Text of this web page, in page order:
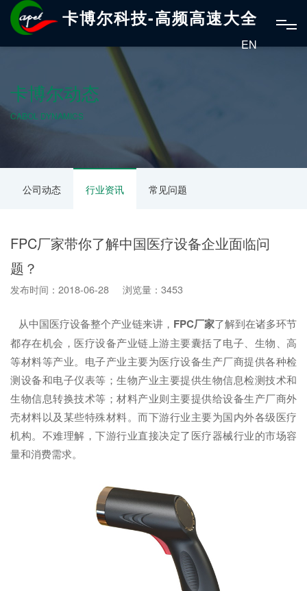
卡博尔科技-高频高速大全
EN
卡博尔动态
CABOL DYNAMICS
公司动态 行业资讯 常见问题
FPC厂家带你了解中国医疗设备企业面临问
题？
发布时间：2018-06-28 浏览量：3453
从中国医疗设备整个产业链来讲， FPC厂家了解到在诸多环节
都存在机会，医疗设备产业链上游主要囊括了电子、生物、高
等材料等产业。电子产业主要为医疗设备生产厂商提供各种检
测设备和电子仪表等；生物产业主要提供生物信息检测技术和
生物信息转换技术等；材料产业则主要提供给设备生产厂商外
壳材料以及某些特殊材料。而下游行业主要为国内外各级医疗
机构。不难理解，下游行业直接决定了医疗器械行业的市场容
量和消费需求。